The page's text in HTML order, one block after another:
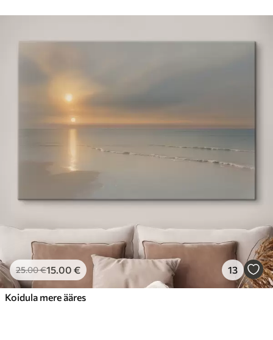
25.00€15.00 € 13
Koidula mere ääres